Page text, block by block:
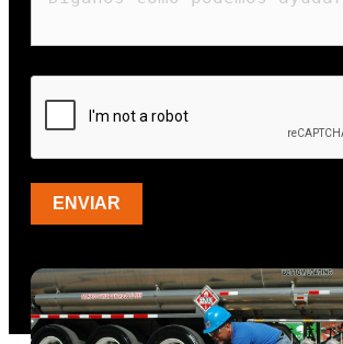
ENVIAR